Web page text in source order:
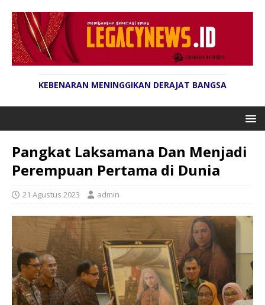
KEBENARAN MENINGGIKAN DERAJAT BANGSA
Pangkat Laksamana Dan Menjadi
Perempuan Pertama di Dunia
21 Agustus 2023 admin